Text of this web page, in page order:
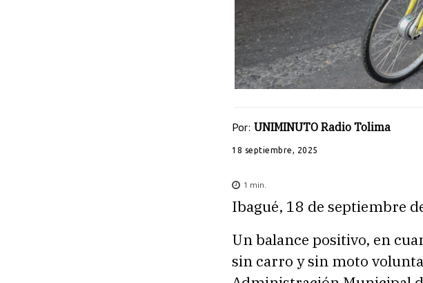
Por: UNIMINUTO Radio Tolima
18 septiembre, 2025
1 min.
Ibagué, 18 de septiembre
Un balance positivo, en
sin carro y sin moto